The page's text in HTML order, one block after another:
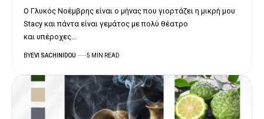
Ο Γλυκός Νοέμβρης είναι ο μήνας που γιορτάζει η μικρή μου
Stacy και πάντα είναι γεμάτος με πολύ θέατρο
και υπέροχες…
BYEVI SACHINIDOU 5 MIN READ